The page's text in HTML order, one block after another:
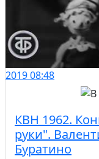
201908:48
КВН 1962.
руки".
Буратино